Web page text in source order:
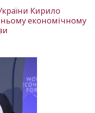
Кирило
економічному